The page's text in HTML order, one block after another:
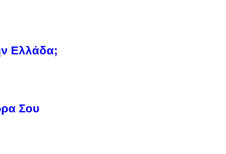
Ελλάδα;
Σου